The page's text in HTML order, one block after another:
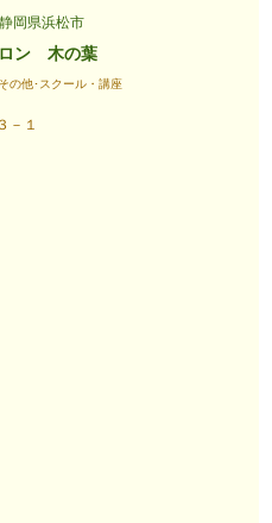
岡県浜松市
ン 木の葉
の他･スクール・講座
－１